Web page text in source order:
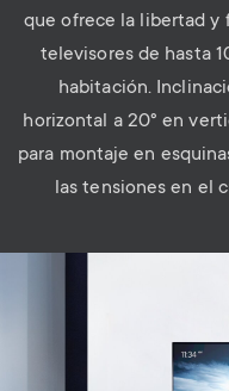
que ofrece la libertad y
televisores de hasta
habitación.
horizontal a 20° en
para montaje en
las tensiones en el